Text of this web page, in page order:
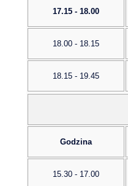
17.15 - 18.00
18.00 - 18.15
18.15 - 19.45
Godzina
15.30 - 17.00